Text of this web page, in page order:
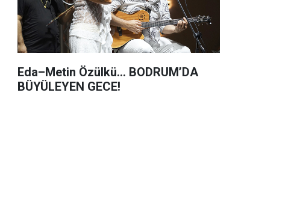
Eda–Metin Özülkü... BODRUM’DA
BÜYÜLEYEN GECE!